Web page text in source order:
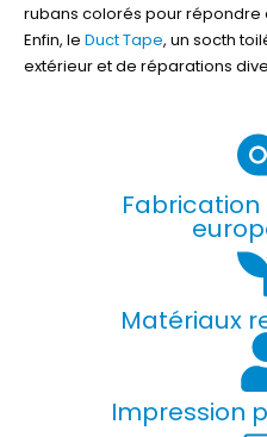
rubans colorés pour répondre
Enfin, le Duct Tape, un socth
extérieur et de réparations
Matériaux
Impression